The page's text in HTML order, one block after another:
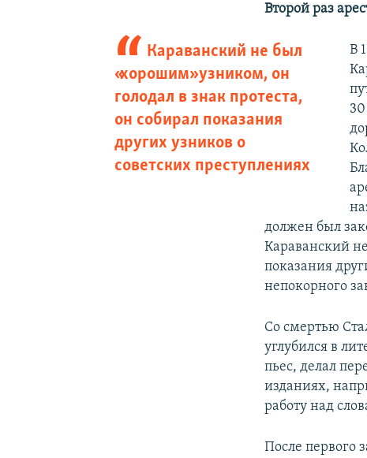
Второй раз
Караванский не был
«хорошим» узником, он
голодал в знак протеста,
он собирал показания
других узников о
советских преступлениях
В
должен был
Караванский
показания
непокорного
Со смертью
углубился в
пьес, делал
изданиях,
работу над
После первого